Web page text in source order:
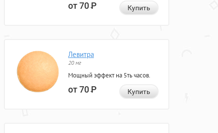
от 70Р Купить
Левитра
20 мг
Мощный эффект на 5ть часов.
от 70Р Купить